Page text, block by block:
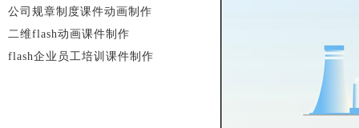
公司规章制度课件动画制作
二维flash动画课件制作
flash企业员工培训课件制作